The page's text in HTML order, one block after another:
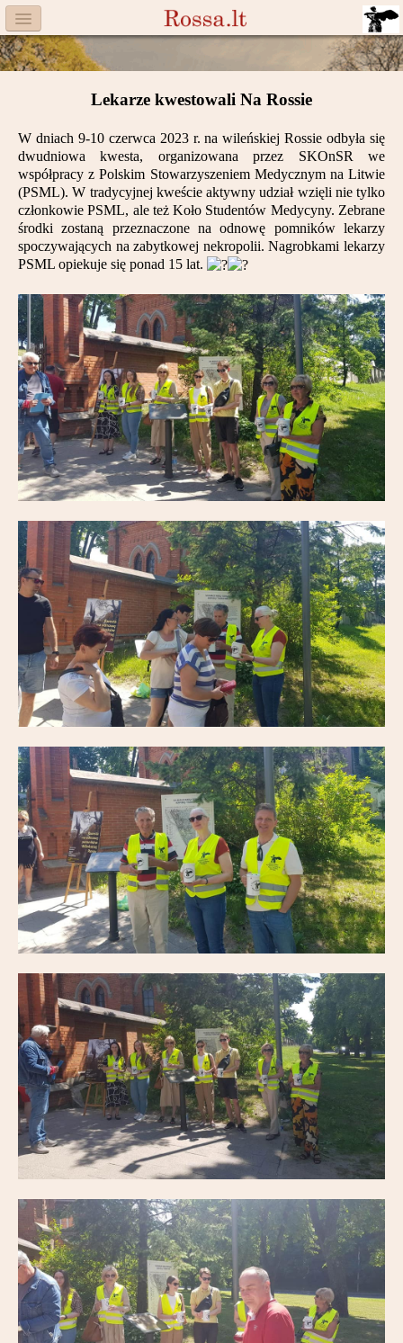
Menu
Facebook
Aktualności
Książka
Moneta
Cegiełki
Rossa
Trasy
Darczyńcy
Partnerzy
Kontakt
Lekarze kwestowali Na Rossie
W dniach 9-10 czerwca 2023 r. na wileńskiej Rossie odbyła się
dwudniowa kwesta, organizowana przez SKOnSR we
współpracy z Polskim Stowarzyszeniem Medycznym na Litwie
(PSML). W tradycyjnej kweście aktywny udział wzięli nie tylko
członkowie PSML, ale też Koło Studentów Medycyny. Zebrane
środki zostaną przeznaczone na odnowę pomników lekarzy
spoczywających na zabytkowej nekropolii. Nagrobkami lekarzy
PSML opiekuje się ponad 15 lat.